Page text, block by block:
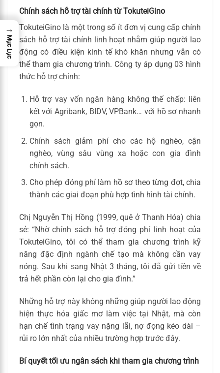
Chính sách hỗ trợ tài chính từ TokuteiGino
TokuteiGino là một trong số ít đơn vị cung cấp chính
sách hỗ trợ tài chính linh hoạt nhằm giúp người lao
động có điều kiện kinh tế khó khăn nhưng vẫn có
thể tham gia chương trình. Công ty áp dụng 03 hình
thức hỗ trợ chính:
Hỗ trợ vay vốn ngân hàng không thế chấp: liên
kết với Agribank, BIDV, VPBank… với hồ sơ nhanh
gọn.
Chính sách giảm phí cho các hộ nghèo, cận
nghèo, vùng sâu vùng xa hoặc con gia đình
chính sách.
Cho phép đóng phí làm hồ sơ theo từng đợt, chia
thành các giai đoạn phù hợp tình hình tài chính.
Chị Nguyễn Thị Hồng (1999, quê ở Thanh Hóa) chia
sẻ: “Nhờ chính sách hỗ trợ đóng phí linh hoạt của
TokuteiGino, tôi có thể tham gia chương trình kỹ
năng đặc định ngành chế tạo mà không cần vay
nóng. Sau khi sang Nhật 3 tháng, tôi đã gửi tiền về
trả hết phần còn lại cho gia đình.”
Những hỗ trợ này không những giúp người lao động
hiện thực hóa giấc mơ làm việc tại Nhật, mà còn
hạn chế tình trạng vay nặng lãi, nợ đọng kéo dài –
rủi ro lớn nhất của nhiều trường hợp trước đây.
Bí quyết tối ưu ngân sách khi tham gia chương trình
→
Mục Lục